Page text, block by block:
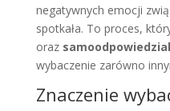
negatywnych emocji
spotkała. To proces,
oraz
wybaczenie zarówno
Znaczenie